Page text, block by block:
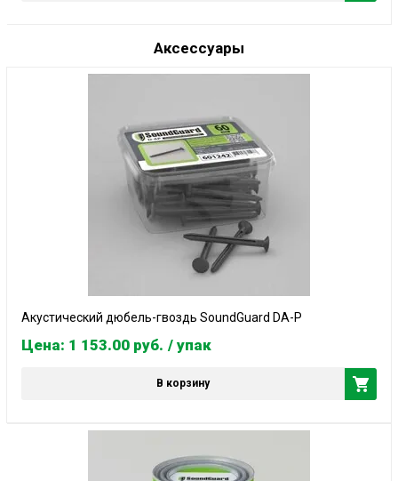
Аксессуары
Акустический дюбель-гвоздь SoundGuard DA-P
Цена: 1 153.00 руб. / упак
В корзину